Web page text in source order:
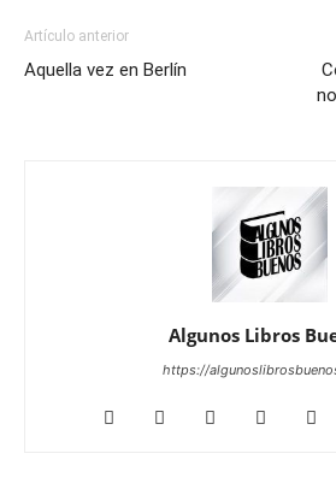
Artículo anterior
Aquella vez en Berlín
Algunos Libros
https://